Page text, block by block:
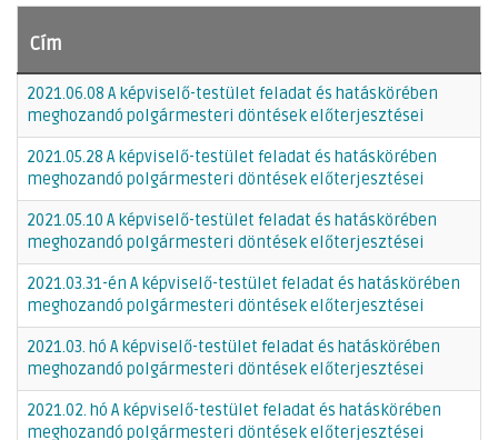
Cím
2021.06.08 A képviselő-testület feladat és hatáskörében
meghozandó polgármesteri döntések előterjesztései
2021.05.28 A képviselő-testület feladat és hatáskörében
meghozandó polgármesteri döntések előterjesztései
2021.05.10 A képviselő-testület feladat és hatáskörében
meghozandó polgármesteri döntések előterjesztései
2021.03.31-én A képviselő-testület feladat és hatáskörében
meghozandó polgármesteri döntések előterjesztései
2021.03. hó A képviselő-testület feladat és hatáskörében
meghozandó polgármesteri döntések előterjesztései
2021.02. hó A képviselő-testület feladat és hatáskörében
meghozandó polgármesteri döntések előterjesztései